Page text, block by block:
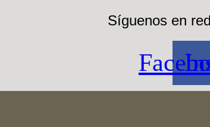
Síguenos en